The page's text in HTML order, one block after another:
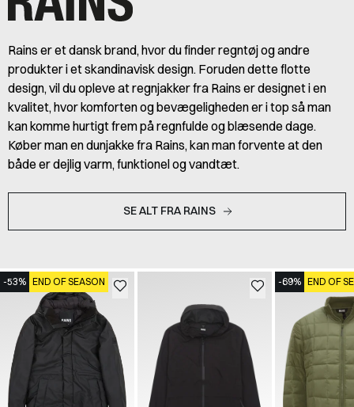
Rains er et dansk brand, hvor du finder regntøj og andre
produkter i et skandinavisk design. Foruden dette flotte
design, vil du opleve at regnjakker fra Rains er designet i en
kvalitet, hvor komforten og bevægeligheden er i top så man
kan komme hurtigt frem på regnfulde og blæsende dage.
Køber man en dunjakke fra Rains, kan man forvente at den
både er dejlig varm, funktionel og vandtæt.
SE ALT FRA RAINS
-53% END OF SEASON -69% END OF